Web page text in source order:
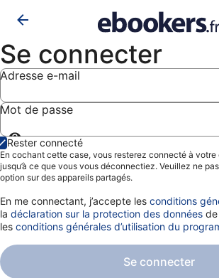
Se connecter
Adresse e-mail
Mot de passe
Afficher
le
mot
de
Rester connecté
En cochant cette case, vous resterez connecté à
jusqu’à ce que vous vous déconnectiez. Veuillez ne
option sur des appareils partagés.
En me connectant, j’accepte les conditions
la déclaration sur la protection des données de
les conditions générales d’utilisation du
Se connecter